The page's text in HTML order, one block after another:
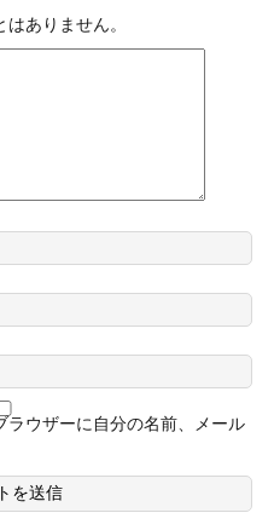
ありません。
ラウザーに自分の名前、メール